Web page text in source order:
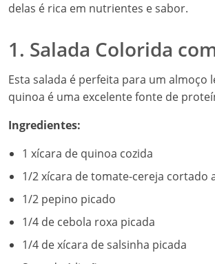
delas é rica em nutrientes e sabor.
1. Salada Colorida
Esta salada é perfeita para um almoço
quinoa é uma excelente fonte de
Ingredientes:
1 xícara de quinoa cozida
1/2 xícara de tomate-cereja cortado
1/2 pepino picado
1/4 de cebola roxa picada
1/4 de xícara de salsinha picada